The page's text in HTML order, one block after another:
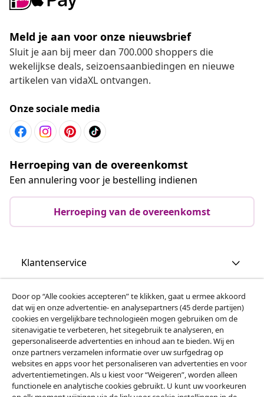
Meld je aan voor onze nieuwsbrief
Sluit je aan bij meer dan 700.000 shoppers die
wekelijkse deals, seizoensaanbiedingen en nieuwe
artikelen van vidaXL ontvangen.
Onze sociale media
Herroeping van de overeenkomst
Een annulering voor je bestelling indienen
Herroeping van de overeenkomst
Klantenservice
Zakelijk
vidaXL
Ontdek meer
Door op “Alle cookies accepteren” te klikken, gaat u ermee akkoord
dat wij en onze advertentie- en analysepartners (45 derde partijen)
cookies en vergelijkbare technologieën mogen gebruiken om de
sitenavigatie te verbeteren, het sitegebruik te analyseren, en
gepersonaliseerde advertenties en inhoud aan te bieden. Wij en
onze partners verzamelen informatie over uw surfgedrag op
websites en apps voor het personaliseren van advertenties en voor
advertentiemetingen. Als u kiest voor “Weigeren”, worden alleen
functionele en analytische cookies gebruikt. U kunt uw voorkeuren